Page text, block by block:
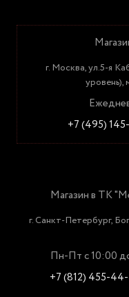
г. Москва, ул.5-я
+7 (495)
Магазин в ТК
г. Санкт-Петербург,
Пн-Пт с 10:00
+7 (812) 455-